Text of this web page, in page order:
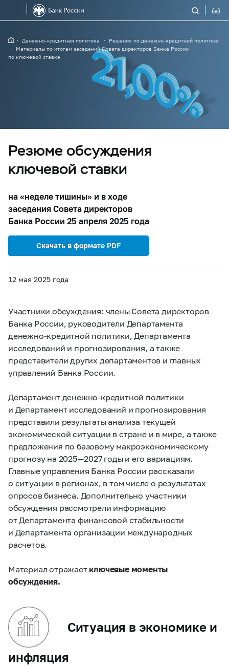
Денежно-кредитная политика
Решения по денежно-кредитной политике
Материалы по итогам заседаний Совета директоров Банка России
по ключевой ставке
Резюме обсуждения
ключевой ставки
на «неделе тишины» и в ходе
заседания Совета директоров
Банка России 25 апреля 2025 года
Скачать в формате PDF
12 мая 2025 года
Участники обсуждения: члены Совета директоров
Банка России, руководители Департамента
денежно-кредитной политики, Департамента
исследований и прогнозирования, а также
представители других департаментов и главных
управлений Банка России.
Департамент денежно-кредитной политики
и Департамент исследований и прогнозирования
представили результаты анализа текущей
экономической ситуации в стране и в мире, а также
предложения по базовому макроэкономическому
прогнозу на 2025 — 2027 годы и его вариациям.
Главные управления Банка России рассказали
о ситуации в регионах, в том числе о результатах
опросов бизнеса. Дополнительно участники
обсуждения рассмотрели информацию
от Департамента финансовой стабильности
и Департамента организации международных
расчетов.
Материал отражает ключевые моменты
обсуждения.
Ситуация в экономике и
инфляция